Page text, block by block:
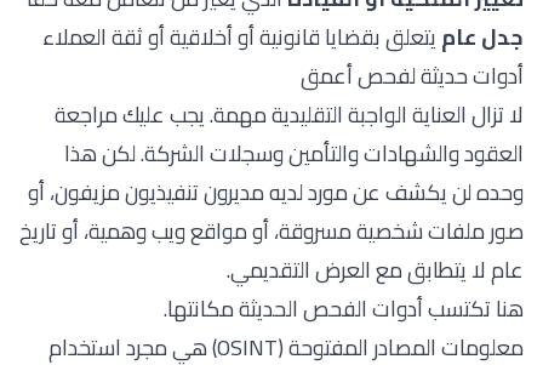
جدل عاميتعلق بقضايا قانونية أو أخلاقية أو ثقة العملاء
أدوات حديثة لفحص أعمق
لا تزال العناية الواجبة التقليدية مهمة. يجب عليك مراجعة
العقود والشهادات والتأمين وسجلات الشركة. لكن هذا
وحده لن يكشف عن مورد لديه مديرون تنفيذيون مزيفون، أو
صور ملفات شخصية مسروقة، أو مواقع ويب وهمية، أو تاريخ
عام لا يتطابق مع العرض التقديمي.
هنا تكتسب أدوات الفحص الحديثة مكانتها.
معلومات المصادر المفتوحة (OSINT) هي مجرد استخدام